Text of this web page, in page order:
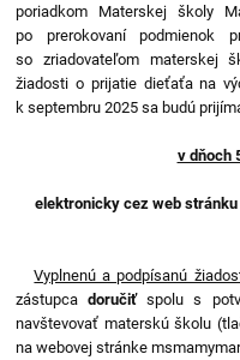
poriadkom Materskej školy
po prerokovaní podmienok
so zriadovateľom materskej
žiadosti o prijatie dieťaťa na
k septembru 2025 sa budú
v dňoch
elektronicky cez web
Vyplnenú a podpísanú
zástupcadoručiťspolu s
navštevovať materskú školu
na webovej stránke